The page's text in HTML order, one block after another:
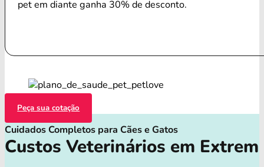
pet em diante ganha 30% de desconto.
Peça sua cotação
Cuidados Completos para Cães e Gatos
Custos Veterinários em